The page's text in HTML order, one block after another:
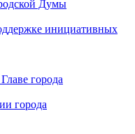
Думы
инициативных
города
города